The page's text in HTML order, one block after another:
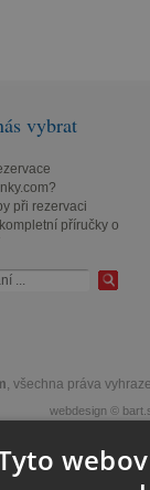
vybrat
při rezervaci
příručky o
, všechna práva
webdesign ©